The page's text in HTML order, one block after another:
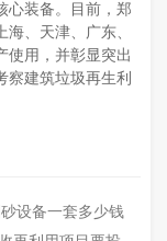
心装备。目前，郑
、天津、广东、
使用，并彰显突出
察建筑垃圾再生利
设备一套多少钱